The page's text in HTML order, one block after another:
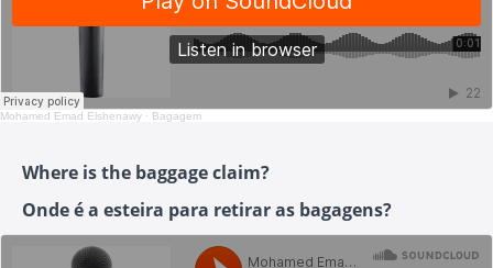
Mohamed Emad Elshenawy · Bagagem
Where is the baggage claim?
Onde é a esteira para retirar as bagagens?